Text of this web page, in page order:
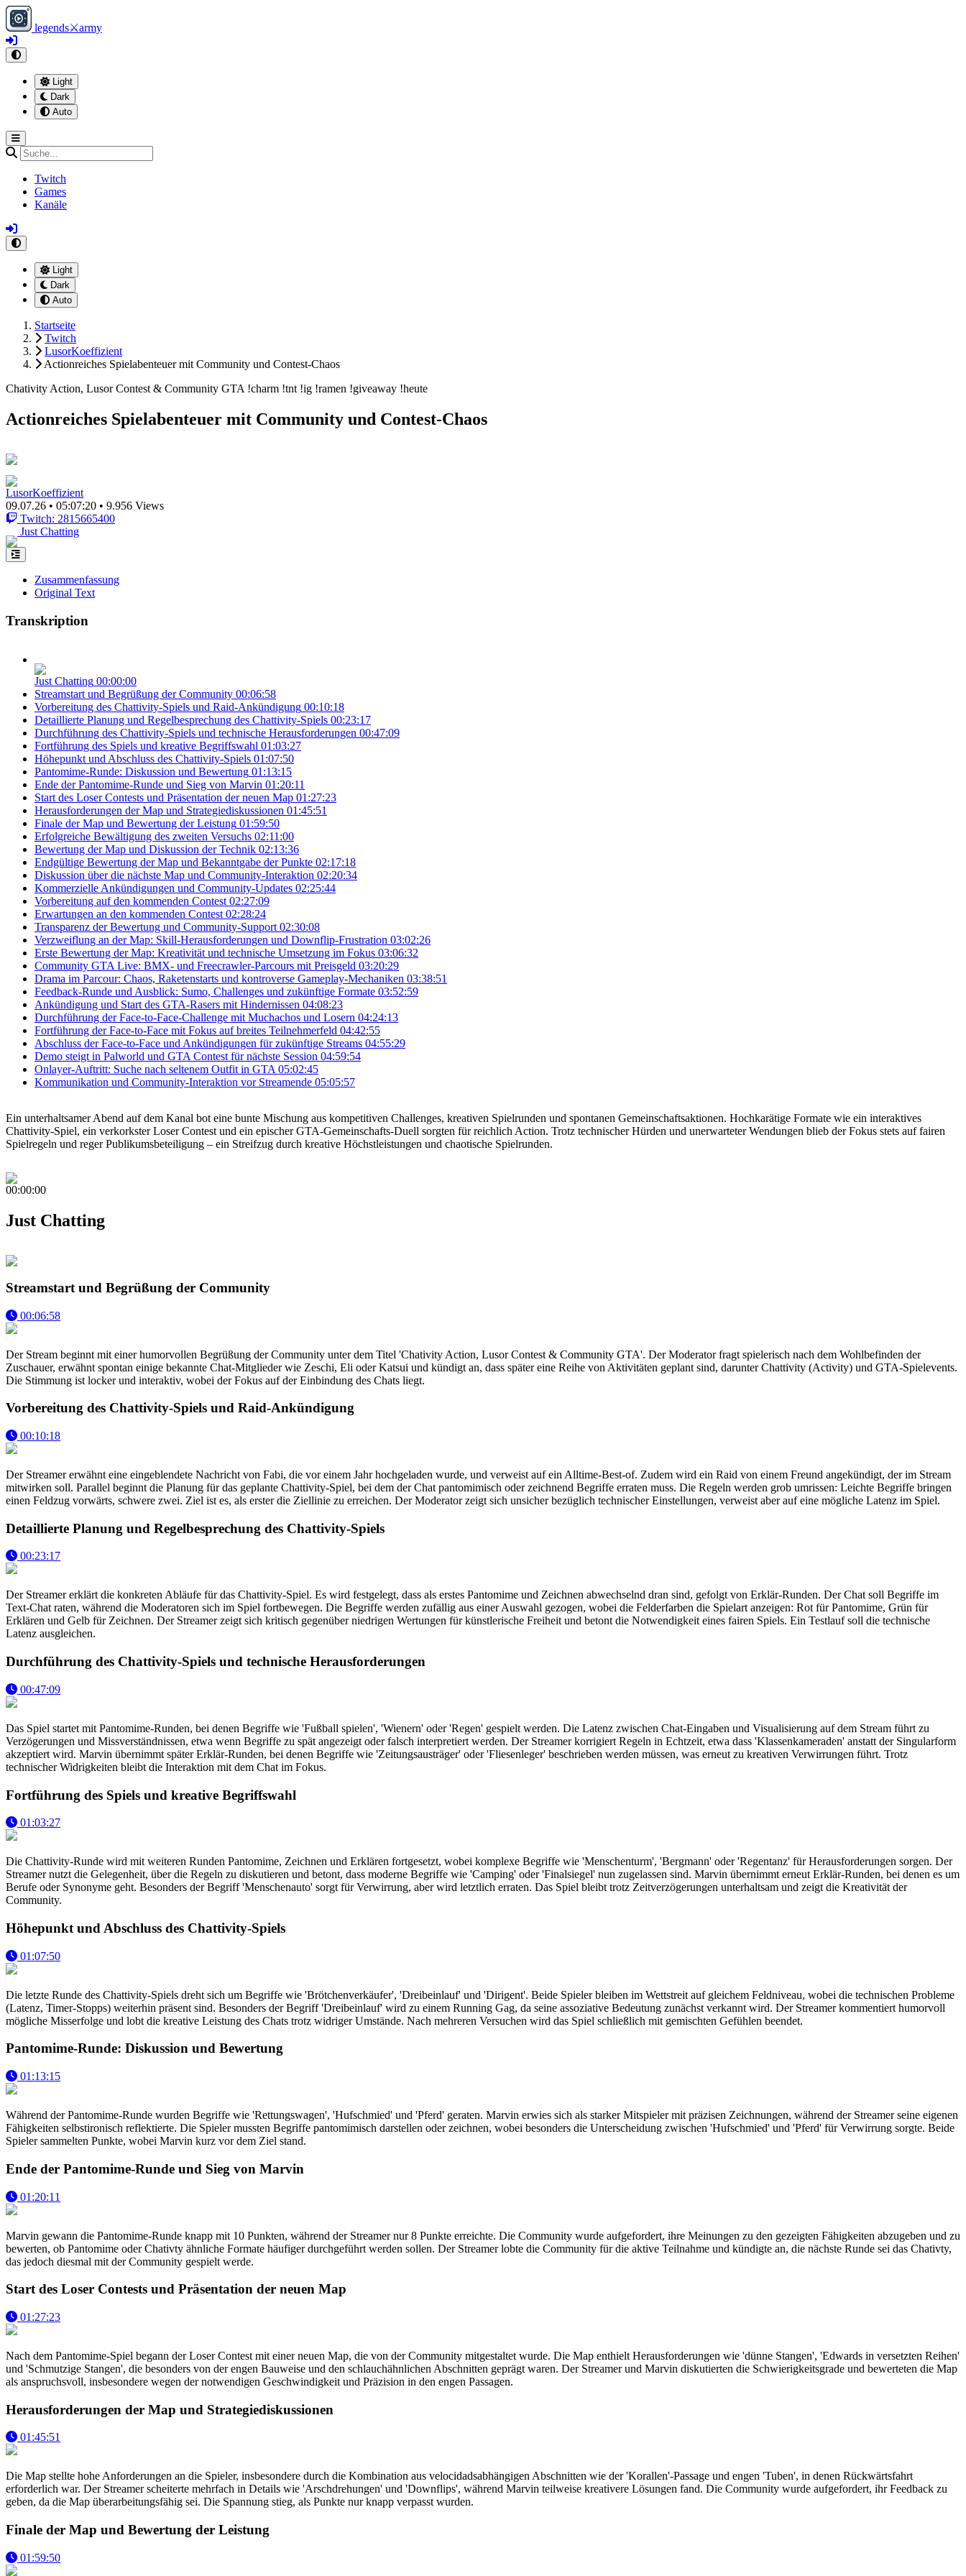
legends⚔army
Light
Dark
Auto
Twitch
Games
Kanäle
Light
Dark
Auto
Startseite
Twitch
LusorKoeffizient
Actionreiches Spielabenteuer mit Community und Contest-Chaos
Chativity Action, Lusor Contest & Community GTA !charm !tnt !ig !ramen !giveaway !heute
Actionreiches Spielabenteuer mit Community und Contest-Chaos
LusorKoeffizient
09.07.26 • 05:07:20 • 9.956 Views
Twitch: 2815665400
Just Chatting
Zusammenfassung
Original Text
Transkription
Just Chatting 00:00:00
Streamstart und Begrüßung der Community 00:06:58
Vorbereitung des Chattivity-Spiels und Raid-Ankündigung 00:10:18
Detaillierte Planung und Regelbesprechung des Chattivity-Spiels 00:23:17
Durchführung des Chattivity-Spiels und technische Herausforderungen 00:47:09
Fortführung des Spiels und kreative Begriffswahl 01:03:27
Höhepunkt und Abschluss des Chattivity-Spiels 01:07:50
Pantomime-Runde: Diskussion und Bewertung 01:13:15
Ende der Pantomime-Runde und Sieg von Marvin 01:20:11
Start des Loser Contests und Präsentation der neuen Map 01:27:23
Herausforderungen der Map und Strategiediskussionen 01:45:51
Finale der Map und Bewertung der Leistung 01:59:50
Erfolgreiche Bewältigung des zweiten Versuchs 02:11:00
Bewertung der Map und Diskussion der Technik 02:13:36
Endgültige Bewertung der Map und Bekanntgabe der Punkte 02:17:18
Diskussion über die nächste Map und Community-Interaktion 02:20:34
Kommerzielle Ankündigungen und Community-Updates 02:25:44
Vorbereitung auf den kommenden Contest 02:27:09
Erwartungen an den kommenden Contest 02:28:24
Transparenz der Bewertung und Community-Support 02:30:08
Verzweiflung an der Map: Skill-Herausforderungen und Downflip-Frustration 03:02:26
Erste Bewertung der Map: Kreativität und technische Umsetzung im Fokus 03:06:32
Community GTA Live: BMX- und Freecrawler-Parcours mit Preisgeld 03:20:29
Drama im Parcour: Chaos, Raketenstarts und kontroverse Gameplay-Mechaniken 03:38:51
Feedback-Runde und Ausblick: Sumo, Challenges und zukünftige Formate 03:52:59
Ankündigung und Start des GTA-Rasers mit Hindernissen 04:08:23
Durchführung der Face-to-Face-Challenge mit Muchachos und Losern 04:24:13
Fortführung der Face-to-Face mit Fokus auf breites Teilnehmerfeld 04:42:55
Abschluss der Face-to-Face und Ankündigungen für zukünftige Streams 04:55:29
Demo steigt in Palworld und GTA Contest für nächste Session 04:59:54
Onlayer-Auftritt: Suche nach seltenem Outfit in GTA 05:02:45
Kommunikation und Community-Interaktion vor Streamende 05:05:57
Ein unterhaltsamer Abend auf dem Kanal bot eine bunte Mischung aus kompetitiven Challenges, kreativen Spielrunden und spontanen Gemeinschaftsaktionen. Hochkarätige Formate wie ein interaktives
Chattivity-Spiel, ein verkorkster Loser Contest und ein epischer GTA-Gemeinschafts-Duell sorgten für reichlich Action. Trotz technischer Hürden und unerwarteter Wendungen blieb der Fokus stets auf fairen
Spielregeln und reger Publikumsbeteiligung – ein Streifzug durch kreative Höchstleistungen und chaotische Spielrunden.
00:00:00
Just Chatting
Streamstart und Begrüßung der Community
00:06:58
Der Stream beginnt mit einer humorvollen Begrüßung der Community unter dem Titel 'Chativity Action, Lusor Contest & Community GTA'. Der Moderator fragt spielerisch nach dem Wohlbefinden der
Zuschauer, erwähnt spontan einige bekannte Chat-Mitglieder wie Zeschi, Eli oder Katsui und kündigt an, dass später eine Reihe von Aktivitäten geplant sind, darunter Chattivity (Activity) und GTA-Spielevents.
Die Stimmung ist locker und interaktiv, wobei der Fokus auf der Einbindung des Chats liegt.
Vorbereitung des Chattivity-Spiels und Raid-Ankündigung
00:10:18
Der Streamer erwähnt eine eingeblendete Nachricht von Fabi, die vor einem Jahr hochgeladen wurde, und verweist auf ein Alltime-Best-of. Zudem wird ein Raid von einem Freund angekündigt, der im Stream
mitwirken soll. Parallel beginnt die Planung für das geplante Chattivity-Spiel, bei dem der Chat pantomimisch oder zeichnend Begriffe erraten muss. Die Regeln werden grob umrissen: Leichte Begriffe bringen
einen Feldzug vorwärts, schwere zwei. Ziel ist es, als erster die Ziellinie zu erreichen. Der Moderator zeigt sich unsicher bezüglich technischer Einstellungen, verweist aber auf eine mögliche Latenz im Spiel.
Detaillierte Planung und Regelbesprechung des Chattivity-Spiels
00:23:17
Der Streamer erklärt die konkreten Abläufe für das Chattivity-Spiel. Es wird festgelegt, dass als erstes Pantomime und Zeichnen abwechselnd dran sind, gefolgt von Erklär-Runden. Der Chat soll Begriffe im
Text-Chat raten, während die Moderatoren sich im Spiel fortbewegen. Die Begriffe werden zufällig aus einer Auswahl gezogen, wobei die Felderfarben die Spielart anzeigen: Rot für Pantomime, Grün für
Erklären und Gelb für Zeichnen. Der Streamer zeigt sich kritisch gegenüber niedrigen Wertungen für künstlerische Freiheit und betont die Notwendigkeit eines fairen Spiels. Ein Testlauf soll die technische
Latenz ausgleichen.
Durchführung des Chattivity-Spiels und technische Herausforderungen
00:47:09
Das Spiel startet mit Pantomime-Runden, bei denen Begriffe wie 'Fußball spielen', 'Wienern' oder 'Regen' gespielt werden. Die Latenz zwischen Chat-Eingaben und Visualisierung auf dem Stream führt zu
Verzögerungen und Missverständnissen, etwa wenn Begriffe zu spät angezeigt oder falsch interpretiert werden. Der Streamer korrigiert Regeln in Echtzeit, etwa dass 'Klassenkameraden' anstatt der Singularform
akzeptiert wird. Marvin übernimmt später Erklär-Runden, bei denen Begriffe wie 'Zeitungsausträger' oder 'Fliesenleger' beschrieben werden müssen, was erneut zu kreativen Verwirrungen führt. Trotz
technischer Widrigkeiten bleibt die Interaktion mit dem Chat im Fokus.
Fortführung des Spiels und kreative Begriffswahl
01:03:27
Die Chattivity-Runde wird mit weiteren Runden Pantomime, Zeichnen und Erklären fortgesetzt, wobei komplexe Begriffe wie 'Menschenturm', 'Bergmann' oder 'Regentanz' für Herausforderungen sorgen. Der
Streamer nutzt die Gelegenheit, über die Regeln zu diskutieren und betont, dass moderne Begriffe wie 'Camping' oder 'Finalsiegel' nun zugelassen sind. Marvin übernimmt erneut Erklär-Runden, bei denen es um
Berufe oder Synonyme geht. Besonders der Begriff 'Menschenauto' sorgt für Verwirrung, aber wird letztlich erraten. Das Spiel bleibt trotz Zeitverzögerungen unterhaltsam und zeigt die Kreativität der
Community.
Höhepunkt und Abschluss des Chattivity-Spiels
01:07:50
Die letzte Runde des Chattivity-Spiels dreht sich um Begriffe wie 'Brötchenverkäufer', 'Dreibeinlauf' und 'Dirigent'. Beide Spieler bleiben im Wettstreit auf gleichem Feldniveau, wobei die technischen Probleme
(Latenz, Timer-Stopps) weiterhin präsent sind. Besonders der Begriff 'Dreibeinlauf' wird zu einem Running Gag, da seine assoziative Bedeutung zunächst verkannt wird. Der Streamer kommentiert humorvoll
mögliche Misserfolge und lobt die kreative Leistung des Chats trotz widriger Umstände. Nach mehreren Versuchen wird das Spiel schließlich mit gemischten Gefühlen beendet.
Pantomime-Runde: Diskussion und Bewertung
01:13:15
Während der Pantomime-Runde wurden Begriffe wie 'Rettungswagen', 'Hufschmied' und 'Pferd' geraten. Marvin erwies sich als starker Mitspieler mit präzisen Zeichnungen, während der Streamer seine eigenen
Fähigkeiten selbstironisch reflektierte. Die Spieler mussten Begriffe pantomimisch darstellen oder zeichnen, wobei besonders die Unterscheidung zwischen 'Hufschmied' und 'Pferd' für Verwirrung sorgte. Beide
Spieler sammelten Punkte, wobei Marvin kurz vor dem Ziel stand.
Ende der Pantomime-Runde und Sieg von Marvin
01:20:11
Marvin gewann die Pantomime-Runde knapp mit 10 Punkten, während der Streamer nur 8 Punkte erreichte. Die Community wurde aufgefordert, ihre Meinungen zu den gezeigten Fähigkeiten abzugeben und zu
bewerten, ob Pantomime oder Chativty ähnliche Formate häufiger durchgeführt werden sollen. Der Streamer lobte die Community für die aktive Teilnahme und kündigte an, die nächste Runde sei das Chativty,
das jedoch diesmal mit der Community gespielt werde.
Start des Loser Contests und Präsentation der neuen Map
01:27:23
Nach dem Pantomime-Spiel begann der Loser Contest mit einer neuen Map, die von der Community mitgestaltet wurde. Die Map enthielt Herausforderungen wie 'dünne Stangen', 'Edwards in versetzten Reihen'
und 'Schmutzige Stangen', die besonders von der engen Bauweise und den schlauchähnlichen Abschnitten geprägt waren. Der Streamer und Marvin diskutierten die Schwierigkeitsgrade und bewerteten die Map
als anspruchsvoll, insbesondere wegen der notwendigen Geschwindigkeit und Präzision in den engen Passagen.
Herausforderungen der Map und Strategiediskussionen
01:45:51
Die Map stellte hohe Anforderungen an die Spieler, insbesondere durch die Kombination aus velocidadsabhängigen Abschnitten wie der 'Korallen'-Passage und engen 'Tuben', in denen Rückwärtsfahrt
erforderlich war. Der Streamer scheiterte mehrfach in Details wie 'Arschdrehungen' und 'Downflips', während Marvin teilweise kreativere Lösungen fand. Die Community wurde aufgefordert, ihr Feedback zu
geben, da die Map überarbeitungsfähig sei. Die Spannung stieg, als Punkte nur knapp verpasst wurden.
Finale der Map und Bewertung der Leistung
01:59:50